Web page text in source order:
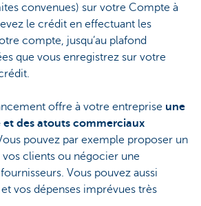
convenues) sur votre Compte à
le crédit en effectuant les
compte, jusqu’au plafond
que vous enregistrez sur votre
offre à votre entreprise une
et des atouts commerciaux
pouvez par exemple proposer un
clients ou négocier une
Vous pouvez aussi
vos dépenses imprévues très